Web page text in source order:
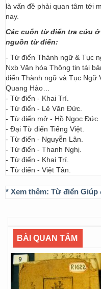
là vấn đề phải quan tâm tới
nay.
Các cuốn từ điển tra cứu
nguồn từ điển:
- Từ điển Thành ngữ & Tục
Nxb Văn hóa Thông tin tái
điển Thành ngữ và Tục Ngữ
Quang Hào…
- Từ điển - Khai Trí.
- Từ điển - Lê Văn Đức.
- Từ điển mở - Hồ Ngọc Đức.
- Đại Từ điển Tiếng Việt.
- Từ điển - Nguyễn Lân.
- Từ điển - Thanh Nghị.
- Từ điển - Khai Trí.
- Từ điển - Việt Tân.
* Xem thêm: Từ điển Giúp
BÀI QUAN TÂM